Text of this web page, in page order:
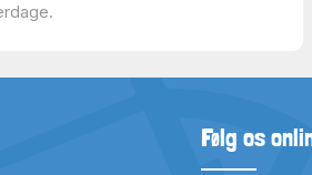
Følg os